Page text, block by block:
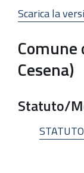
Scarica la
Cesena)
Statuto/